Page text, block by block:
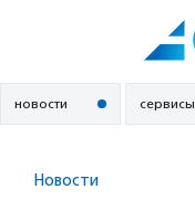
новости сервисы
Новости